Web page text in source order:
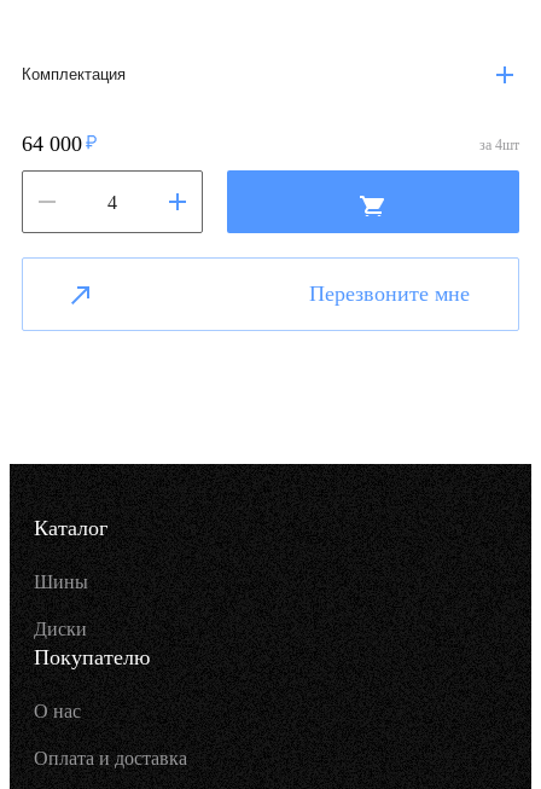
Комплектация
64 000 за 4шт
Перезвоните мне
Каталог
Шины
Диски
Покупателю
О нас
Оплата и доставка